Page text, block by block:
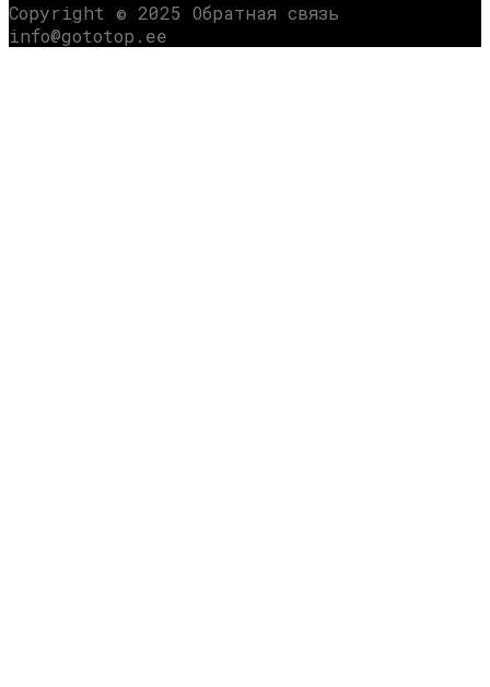
Copyright © 2025 Обратная связь
info@gototop.ee